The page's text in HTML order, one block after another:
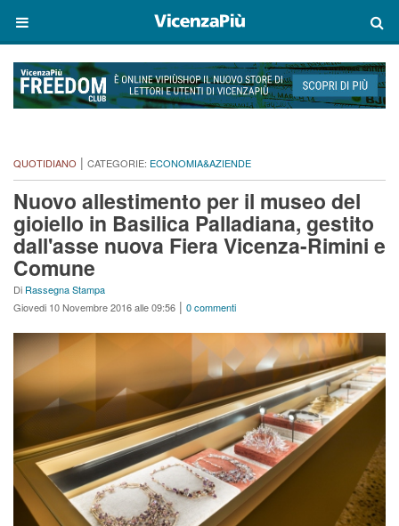
QUOTIDIANO | CATEGORIE: ECONOMIA&AZIENDE
Nuovo allestimento per il museo del
gioiello in Basilica Palladiana, gestito
dall'asse nuova Fiera Vicenza-Rimini e
Comune
Di Rassegna Stampa
Giovedi 10 Novembre 2016 alle 09:56 | 0 commenti